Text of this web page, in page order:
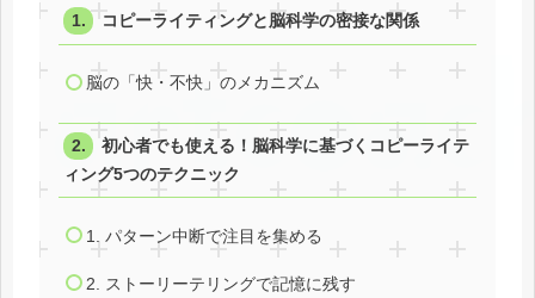
コピーライティングと脳科学の密接な関係
脳の「快・不快」のメカニズム
初心者でも使える！脳科学に基づくコピーライテ
ィング5つのテクニック
1. パターン中断で注目を集める
2. ストーリーテリングで記憶に残す